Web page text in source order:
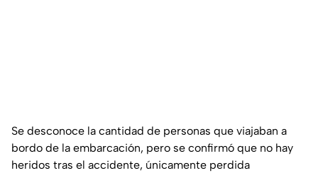
Se desconoce la cantidad de personas que viajaban a
bordo de la embarcación, pero se confirmó que no hay
heridos tras el accidente, únicamente perdida